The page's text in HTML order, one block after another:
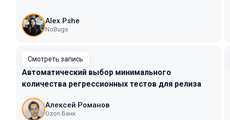
Alex Pshe
NoBugs
Смотреть запись
Автоматический выбор минимального
количества регрессионных тестов для релиза
Алексей Романов
Ozon Банк